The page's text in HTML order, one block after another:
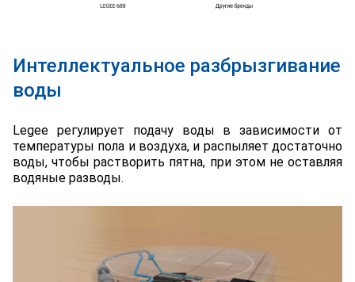
Интеллектуальное разбрызгивание
воды
Legee регулирует подачу воды в зависимости от
температуры пола и воздуха, и распыляет достаточно
воды, чтобы растворить пятна, при этом не оставляя
водяные разводы.